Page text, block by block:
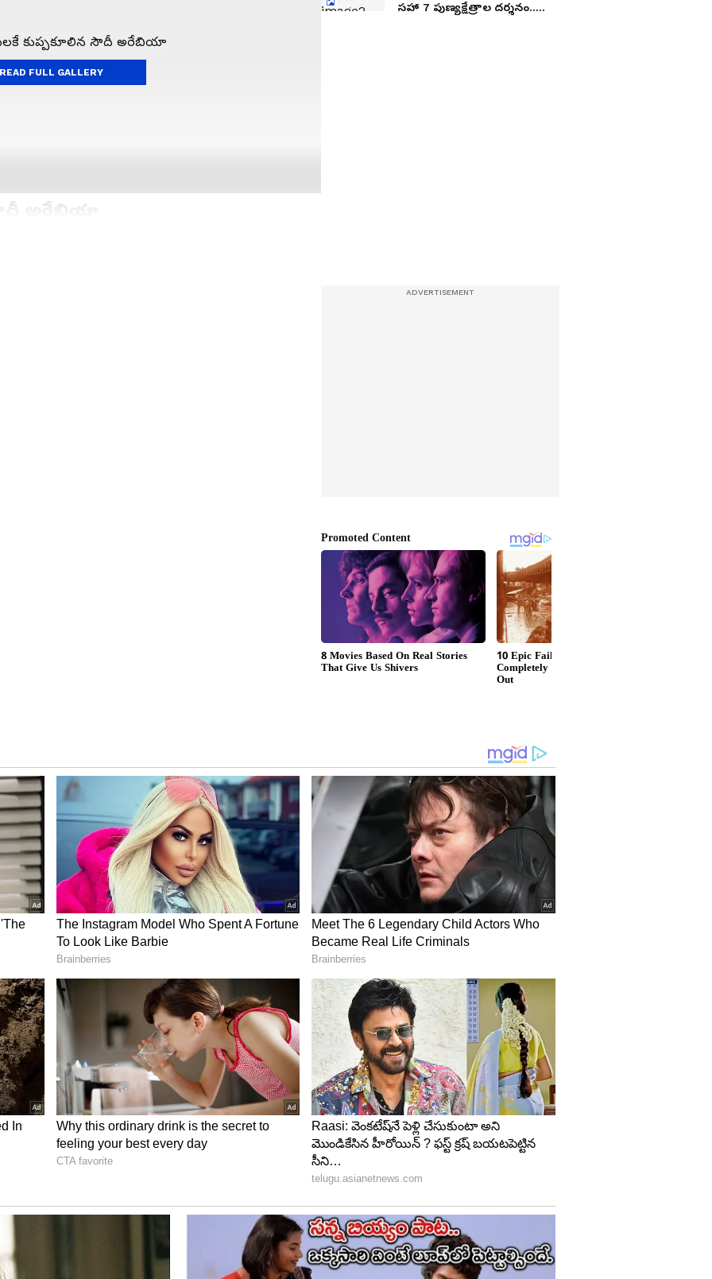
సౌదీ అరేబియా
లక్ష్యాన్ని చేధించడానికి యూఏఈ జట్టుకు అస్సలు టైం
మ్యాచ్ క్లోజ్ అయిపోయింది. సౌదీ అరేబియా బౌలర్ మహ్ నూర్
వచ్చాయి. ఇందులో 10 వైడ్‌లు, ఒక నో-బాల్
యూఏఈ కెప్టెన్ ఈషా ఓజా కేవలం 5 బంతులు మాత్రమే
ఆమె 15 పరుగులతో నాటౌట్‌గా నిలిచి 0.5 ఓవర్లలోనే
READ FULL GALLERY
సహా 7 పుణ్యక్షేత్రాల దర్శనం..